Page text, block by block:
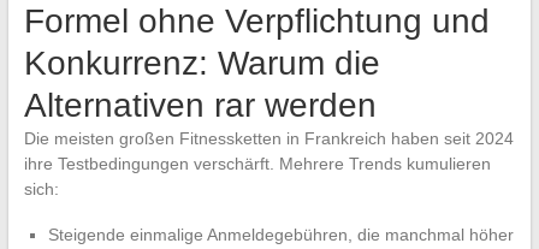
Formel ohne Verpflichtung und
Konkurrenz: Warum die
Alternativen rar werden
Die meisten großen Fitnessketten in Frankreich haben seit 2024
ihre Testbedingungen verschärft. Mehrere Trends kumulieren
sich:
Steigende einmalige Anmeldegebühren, die manchmal höher